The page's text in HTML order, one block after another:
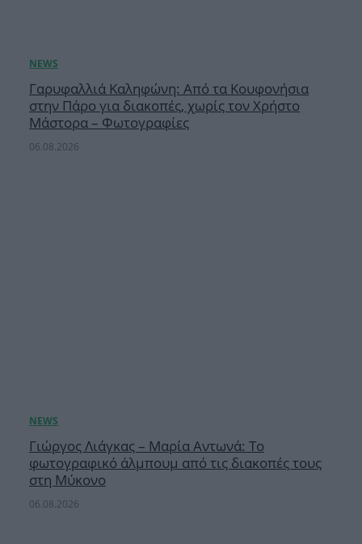
Γαρυφαλλιά Καληφώνη: Από τα Κουφονήσια
στην Πάρο για διακοπές, χωρίς τον Χρήστο
Μάστορα – Φωτογραφίες
06.08.2026
Γιώργος Λιάγκας – Μαρία Αντωνά: Το
φωτογραφικό άλμπουμ από τις διακοπές τους
στη Μύκονο
06.08.2026